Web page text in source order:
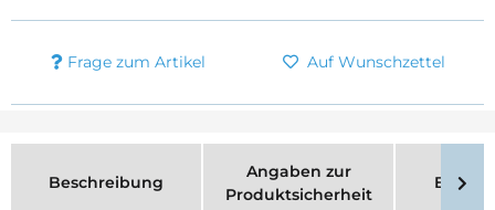
Frage zum Artikel Auf Wunschzettel
Beschreibung
Angaben zur
Produktsicherheit